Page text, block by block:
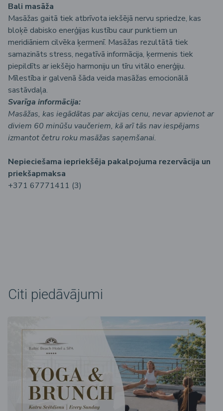
Bali masāža
Masāžas gaitā tiek atbrīvota iekšējā nervu spriedze, kas
bloķē dabisko enerģijas kustību caur punktiem un
meridiāniem cilvēka ķermenī. Masāžas rezultātā tiek
samazināts stress, negatīvā informācija, ķermenis tiek
piepildīts ar iekšējo harmoniju un tīru vitālo enerģiju.
Mīlestība ir galvenā šāda veida masāžas emocionālā
sastāvdaļa.
Svarīga informācija:
Masāžas, kas iegādātas par akcijas cenu, nevar apvienot ar
diviem 60 minūšu vaučeriem, kā arī tās nav iespējams
izmantot četru roku masāžas saņemšanai.
Nepieciešama iepriekšēja pakalpojuma rezervācija un
priekšapmaksa
+371 67771411 (3)
Citi piedāvājumi